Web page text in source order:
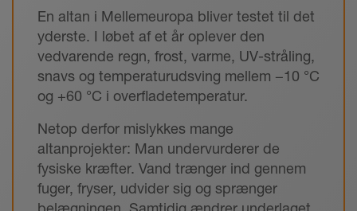
En altan i Mellemeuropa bliver testet til det
yderste. I løbet af et år oplever den
vedvarende regn, frost, varme, UV-stråling,
snavs og temperaturudsving mellem −10 °C
og +60 °C i overfladetemperatur.
Netop derfor mislykkes mange
altanprojekter: Man undervurderer de
fysiske kræfter. Vand trænger ind gennem
fuger, fryser, udvider sig og sprænger